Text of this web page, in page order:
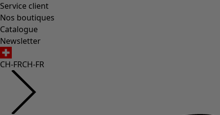
Service client
Nos boutiques
Catalogue
Newsletter
CH-FRCH-FR